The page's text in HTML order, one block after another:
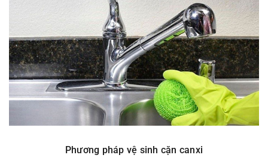
Phương pháp vệ sinh cặn canxi